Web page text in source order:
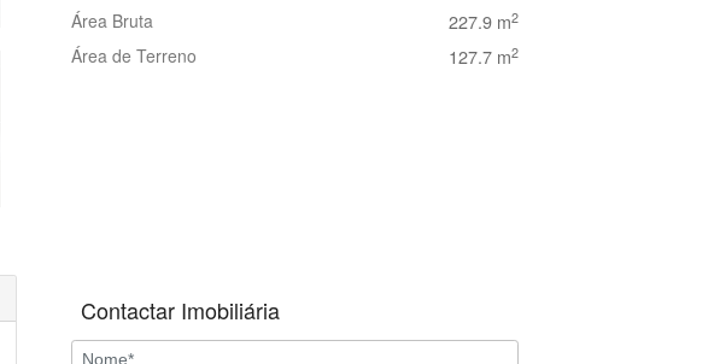
Área Bruta 227.9 m2
Área de Terreno 127.7 m2
Contactar Imobiliária